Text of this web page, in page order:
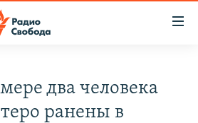
два человека
ранены в